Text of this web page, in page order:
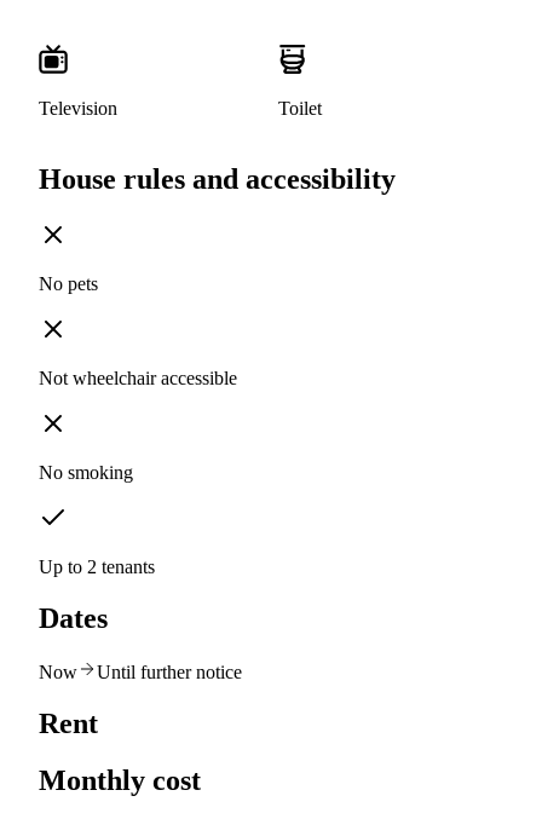
Television Toilet
House rules and accessibility
No pets
Not wheelchair accessible
No smoking
Up to 2 tenants
Dates
Now Until further notice
Rent
Monthly cost